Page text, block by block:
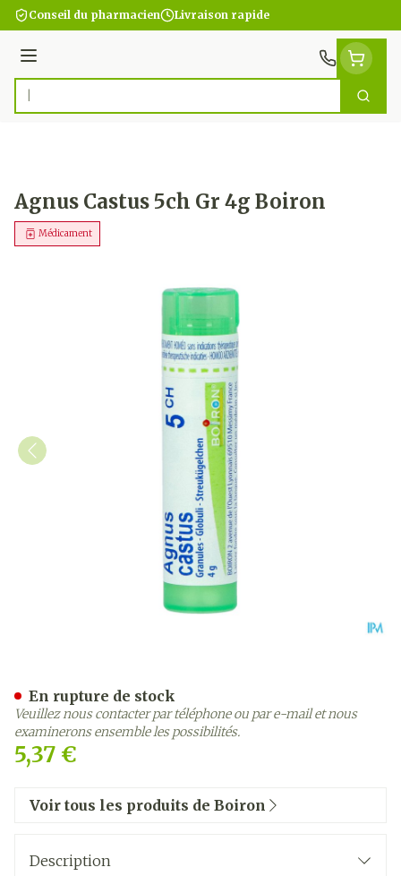
Aller au contenu
Conseil du pharmacien Livraison rapide
Menu
Rechercher
Agnus Castus 5ch Gr 4g Boiron
Médicament
5,37 €
En rupture de stock
Veuillez nous contacter par téléphone ou par e-mail et nous
examinerons ensemble les possibilités.
Voir tous les produits de Boiron
Description